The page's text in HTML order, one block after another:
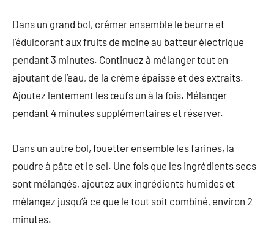
Dans un grand bol, crémer ensemble le beurre et
l’édulcorant aux fruits de moine au batteur électrique
pendant 3 minutes. Continuez à mélanger tout en
ajoutant de l’eau, de la crème épaisse et des extraits.
Ajoutez lentement les œufs un à la fois. Mélanger
pendant 4 minutes supplémentaires et réserver.
Dans un autre bol, fouetter ensemble les farines, la
poudre à pâte et le sel. Une fois que les ingrédients secs
sont mélangés, ajoutez aux ingrédients humides et
mélangez jusqu’à ce que le tout soit combiné, environ 2
minutes.